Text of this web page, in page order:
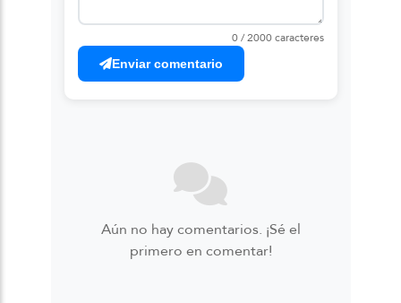
0 / 2000 caracteres
Enviar comentario
Aún no hay comentarios. ¡Sé el
primero en comentar!